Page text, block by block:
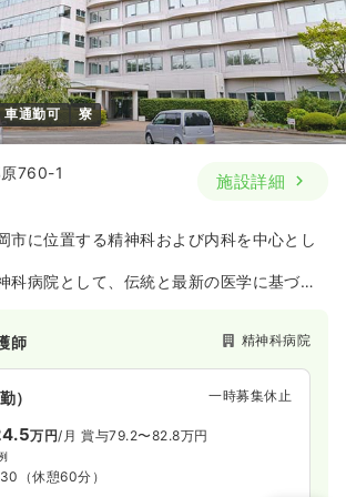
車通勤可 寮
760-1
施設詳細
市に位置する精神科および内科を中心とし
科病院として、伝統と最新の医学に基づい
び入院病棟を開設し、豊富な実績を誇りま
脇の別棟で行っており、患者様の利便性を
なされています。
ニック、老健、特養を運営しており、幅広
おります。
の羽鳥駅で、無料送迎バスを運行していま
師 精神科病院
） 一時募集休止
万円/月 賞与79.2〜82.8万円
（休憩60分）